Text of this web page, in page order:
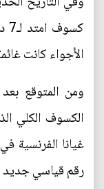
الأجواء كانت
الكسوف الكلي
رقم قياسي جديد بمدة 7 دقائق